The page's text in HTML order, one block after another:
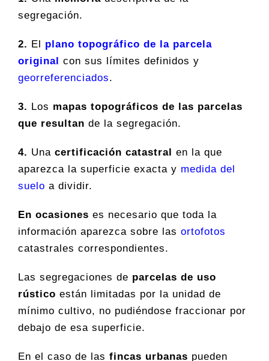
segregación.
2. El plano topográfico de la parcela
original
con sus límites definidos y
georreferenciados.
3. Los mapas topográficos de las parcelas
que resultan de la segregación.
4. Una certificación catastral
en la que
aparezca la superficie exacta y medida del
suelo a dividir.
En ocasiones es necesario que toda la
información aparezca sobre las ortofotos
catastrales correspondientes.
Las segregaciones de parcelas de uso
rústico están limitadas por la unidad de
mínimo cultivo, no pudiéndose fraccionar por
debajo de esa superficie.
En el caso de las fincas urbanas pueden